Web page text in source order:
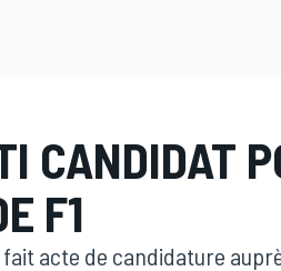
CANDIDAT
F1
acte de candidature